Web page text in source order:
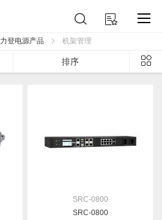
我的购物车
索
力登电源产品 机架管理
排序
SRC-0800
SRC-0800